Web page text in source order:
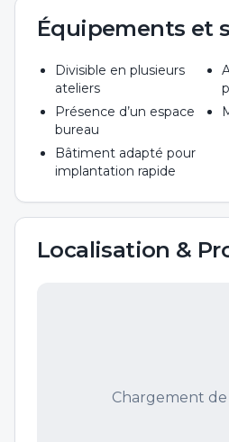
Équipements et
Divisible en plusieurs
ateliers
Présence d’un espace
bureau
Bâtiment adapté pour
implantation rapide
Localisation &
Chargement de